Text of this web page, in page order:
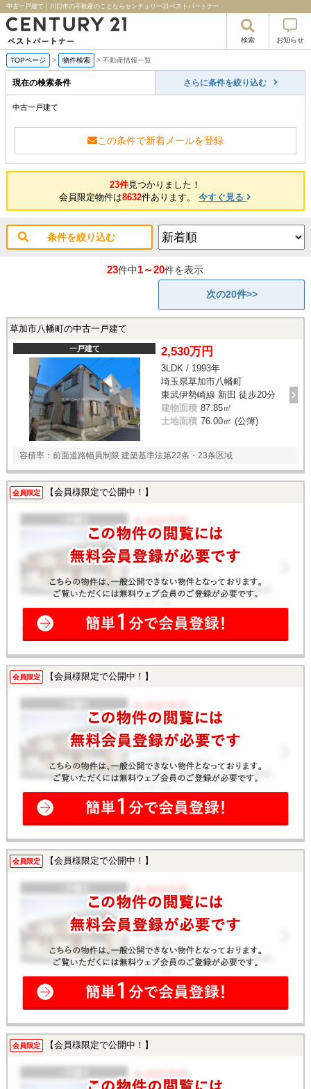
中古一戸建て｜川口市の不動産のことならセンチュリー21ベストパートナー
検索 お知らせ
TOPページ > 物件検索 > 不動産情報一覧
現在の検索条件 さらに条件を絞り込む
中古一戸建て
この条件で新着メールを登録
23件見つかりました！
会員限定物件は8632件あります。今すぐ見る
条件を絞り込む
23件中1～20件を表示
次の20件>>
草加市八幡町の中古一戸建て
一戸建て 2,530万円
3LDK / 1993年
埼玉県草加市八幡町
東武伊勢崎線 新田 徒歩20分
建物面積 87.85㎡
土地面積 76.00㎡ (公簿)
容積率：前面道路幅員制限 建築基準法第22条・23条区域
会員限定 【会員様限定で公開中！】
会員限定 【会員様限定で公開中！】
会員限定 【会員様限定で公開中！】
会員限定 【会員様限定で公開中！】